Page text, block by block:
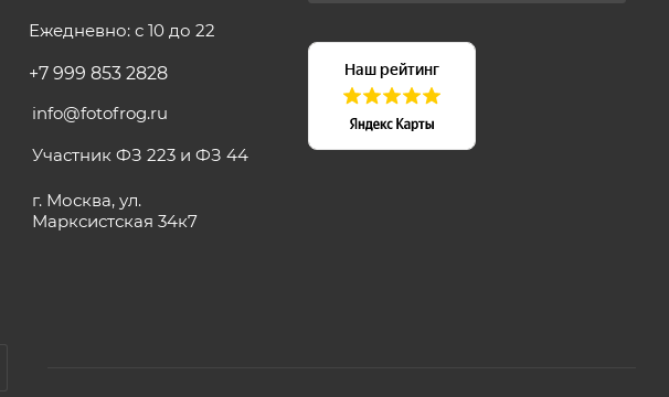
Ежедневно: с 10 до 22
+7 999 853 2828
info@fotofrog.ru
Участник ФЗ 223 и ФЗ 44
г. Москва, ул.
Марксистская 34к7